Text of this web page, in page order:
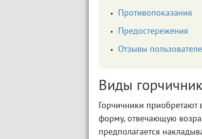
Противопоказания
Предостережения
Отзывы
Виды
Горчичники
форму, отвечающую
предполагается